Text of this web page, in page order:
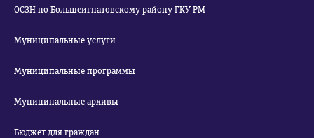
ОСЗН по Большеигнатовскому району ГКУ РМ
Муниципальные услуги
Муниципальные программы
Муниципальные архивы
Бюджет для граждан